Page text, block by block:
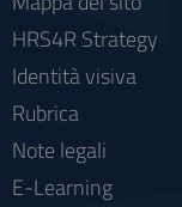
HRS4R Strategy
Identità visiva
Rubrica
Note legali
E-Learning